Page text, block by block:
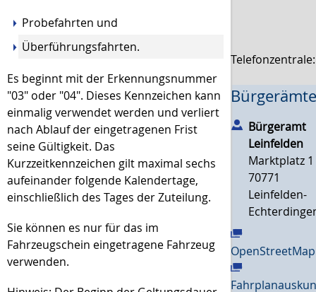
Probefahrten und
Überführungsfahrten.
Es beginnt mit der Erkennungsnummer
"03" oder "04". Dieses Kennzeichen kann
einmalig verwendet werden und verliert
nach Ablauf der eingetragenen Frist
seine Gültigkeit. Das
Kurzzeitkennzeichen gilt maximal sechs
aufeinander folgende Kalendertage,
einschließlich des Tages der Zuteilung.
Sie können es nur für das im
Fahrzeugschein eingetragene Fahrzeug
verwenden.
Bürgeramt
Leinfelden
Marktplatz 1
70771
Leinfelden-
OpenStreetMap